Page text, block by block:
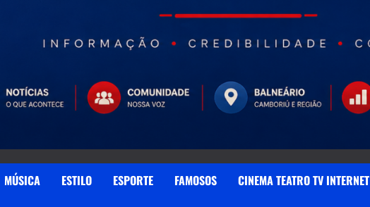
MÚSICA ESTILO ESPORTE FAMOSOS CINEMA TEATRO TV INTERNET